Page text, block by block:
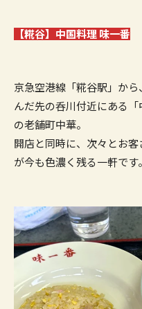
【糀谷】中国料理 味一番
京急空港線「糀谷駅」か
んだ先の呑川付近にある
の老舗町中華。
開店と同時に、次々とお
が今も色濃く残る一軒です。